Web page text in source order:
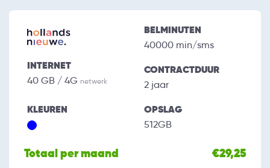
INTERNET
40 GB / 4G netwerk
BELMINUTEN
40000 min/sms
CONTRACTDUUR
2 jaar
KLEUREN OPSLAG
512GB
Totaal per maand €29,25